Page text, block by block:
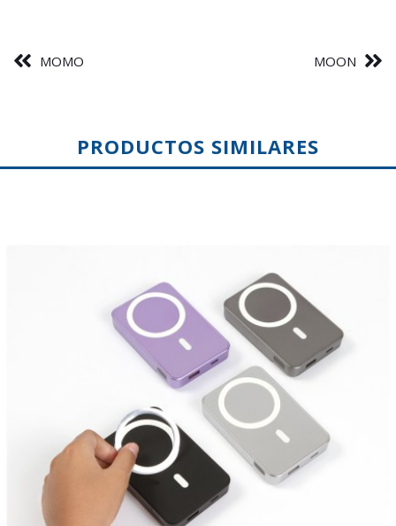
MOMO MOON
PRODUCTOS SIMILARES